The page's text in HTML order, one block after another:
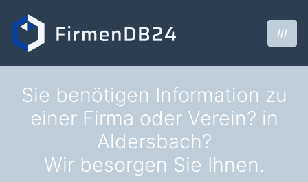
///
Sie benötigen Information zu
einer Firma oder Verein? in
Aldersbach?
Wir besorgen Sie Ihnen.